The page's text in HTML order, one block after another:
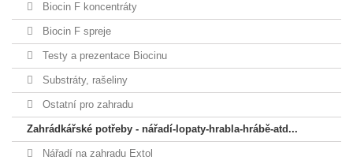
Biocin F koncentráty
Biocin F spreje
Testy a prezentace Biocinu
Substráty, rašeliny
Ostatní pro zahradu
Zahrádkářské potřeby - nářadí-lopaty-hrabla-hrábě-atd...
Nářadí na zahradu Extol